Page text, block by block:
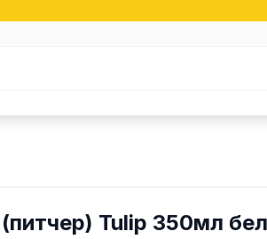
Tulip 350мл